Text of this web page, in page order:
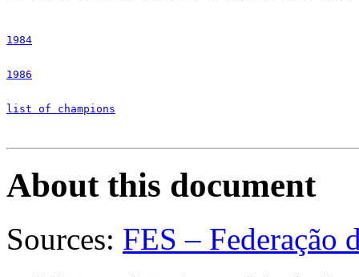
1984
1986
list of champions
About this document
Sources: FES – Federação